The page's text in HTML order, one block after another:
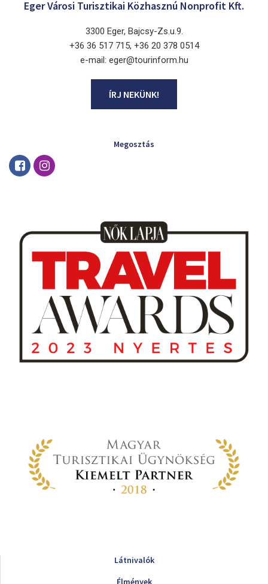
Eger Városi Turisztikai Közhasznú Nonprofit Kft.
3300 Eger, Bajcsy-Zs.u.9.
+36 36 517 715, +36 20 378 0514
e-mail: eger@tourinform.hu
ÍRJ NEKÜNK!
Megosztás
Látnivalók
Élmények